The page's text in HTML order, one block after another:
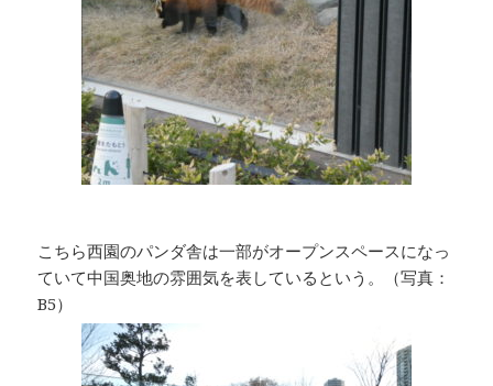
こちら西園のパンダ舎は一部がオープンスペースになっ
ていて中国奥地の雰囲気を表しているという。（写真：
B5）